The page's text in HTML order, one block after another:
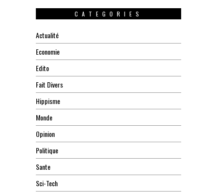
CATEGORIES
Actualité
Economie
Edito
Fait Divers
Hippisme
Monde
Opinion
Politique
Sante
Sci-Tech